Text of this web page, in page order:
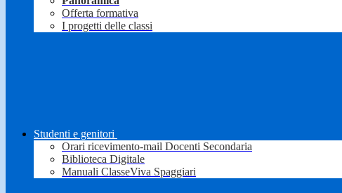
Offerta formativa
I progetti delle classi
Studenti e genitori
Orari ricevimento-mail Docenti Secondaria
Biblioteca Digitale
Manuali ClasseViva Spaggiari